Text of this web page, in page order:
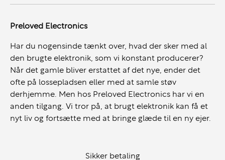
Preloved Electronics
Har du nogensinde tænkt over, hvad der sker med al
den brugte elektronik, som vi konstant producerer?
Når det gamle bliver erstattet af det nye, ender det
ofte på lossepladsen eller med at samle støv
derhjemme. Men hos Preloved Electronics har vi en
anden tilgang. Vi tror på, at brugt elektronik kan få et
nyt liv og fortsætte med at bringe glæde til en ny ejer.
Sikker betaling